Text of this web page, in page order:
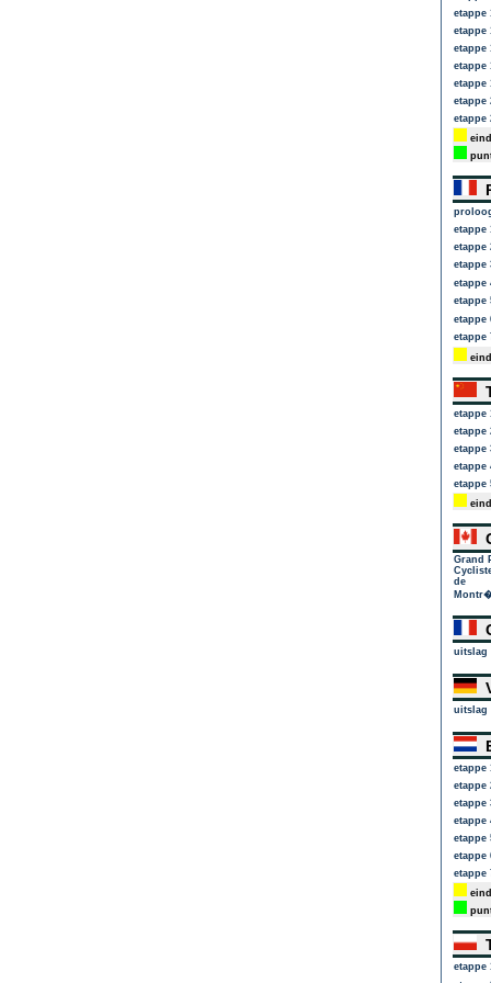
etappe
etappe
etappe
etappe
etappe
etappe
etappe
etappe
etappe
etappe
etappe
etappe
etappe
etappe
etappe
etappe
etappe
etappe
etappe
Grand
de
uitslag
uitslag
etappe
etappe
etappe
etappe
etappe
etappe
etappe
etappe